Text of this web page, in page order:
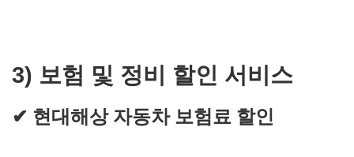
3) 보험 및 정비 할인 서비스
✔ 현대해상 자동차 보험료 할인